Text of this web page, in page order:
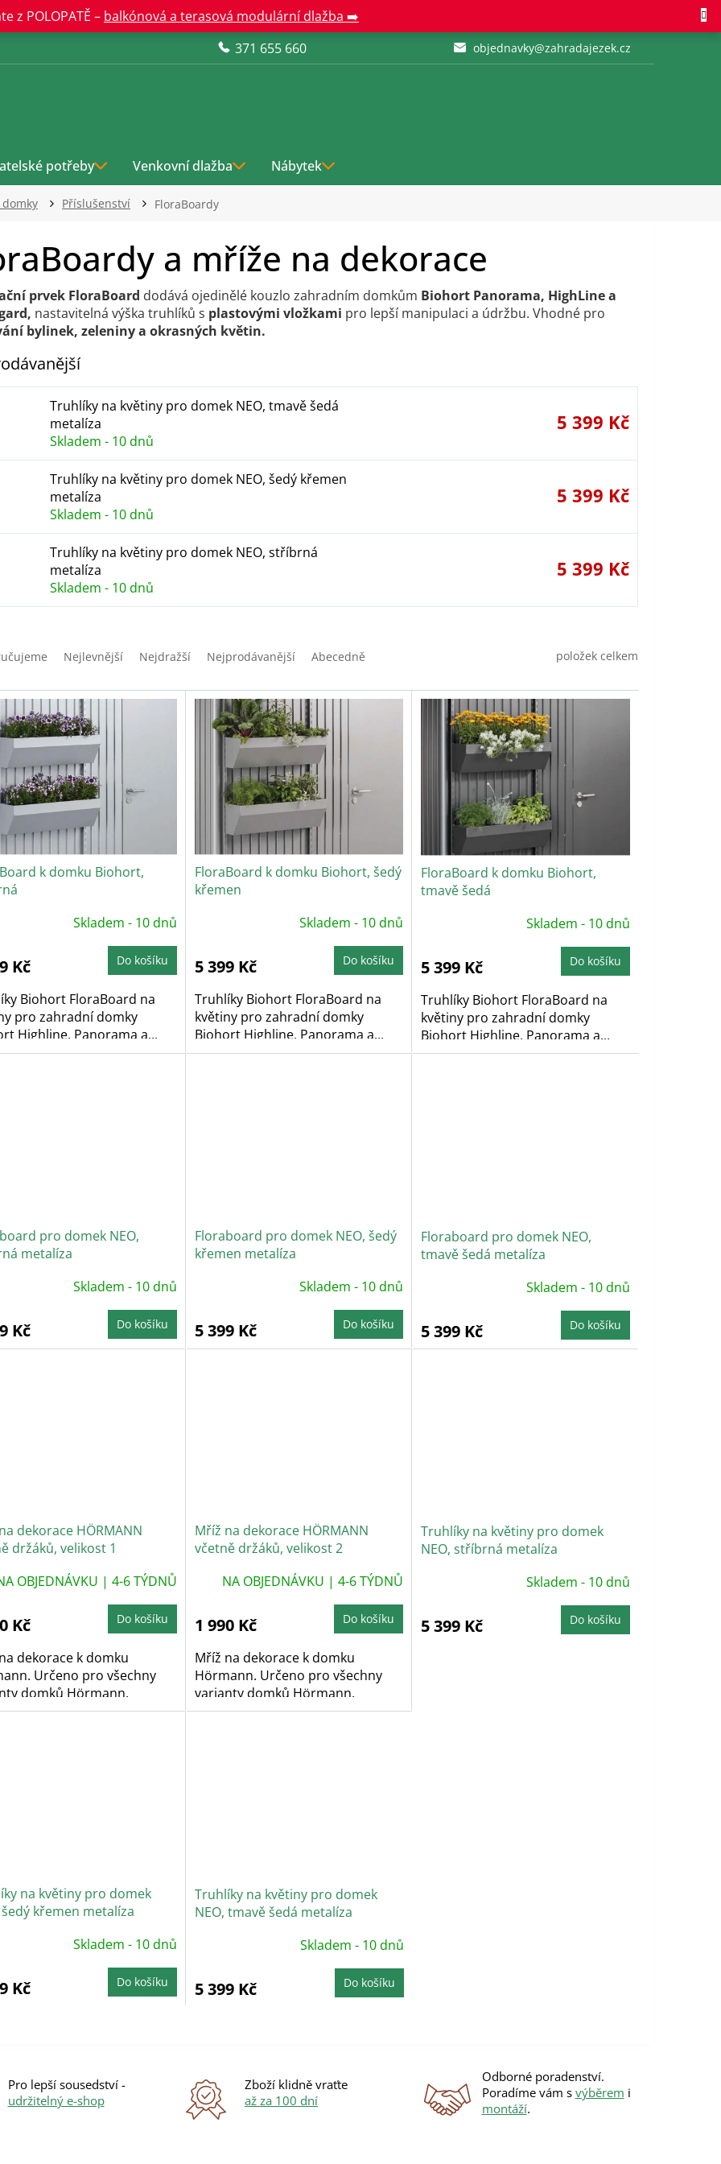
z POLOPATĚ – balkónová a terasová modulární dlažba ➡️
371 655 660
objednavky@zahradajezek.cz
potřeby Venkovní dlažba Nábytek
Příslušenství FloraBoardy
a mříže na dekorace
prvek FloraBoard dodává ojedinělé kouzlo zahradním domkům Biohort Panorama, HighLine a
nastavitelná výška truhlíků s plastovými vložkami pro lepší manipulaci a údržbu. Vhodné pro
bylinek, zeleniny a okrasných květin.
Truhlíky na květiny pro domek NEO, tmavě šedá
metalíza
Skladem - 10 dnů
5 399 Kč
Truhlíky na květiny pro domek NEO, šedý křemen
metalíza
Skladem - 10 dnů
5 399 Kč
Truhlíky na květiny pro domek NEO, stříbrná
metalíza
Skladem - 10 dnů
5 399 Kč
Nejlevnější Nejdražší Nejprodávanější Abecedně položek celkem
k domku Biohort,
Skladem - 10 dnů
Kč Do košíku
Biohort FloraBoard na
pro zahradní domky
Highline, Panorama a...
FloraBoard k domku Biohort, šedý
křemen
Skladem - 10 dnů
5 399 Kč Do košíku
Truhlíky Biohort FloraBoard na
květiny pro zahradní domky
Biohort Highline, Panorama a...
FloraBoard k domku Biohort,
tmavě šedá
Skladem - 10 dnů
5 399 Kč Do košíku
Truhlíky Biohort FloraBoard na
květiny pro zahradní domky
Biohort Highline, Panorama a...
pro domek NEO,
metalíza
Skladem - 10 dnů
Kč Do košíku
Floraboard pro domek NEO, šedý
křemen metalíza
Skladem - 10 dnů
5 399 Kč Do košíku
Floraboard pro domek NEO,
tmavě šedá metalíza
Skladem - 10 dnů
5 399 Kč Do košíku
dekorace HÖRMANN
držáků, velikost 1
OBJEDNÁVKU | 4-6 TÝDNŮ
Kč Do košíku
dekorace k domku
Určeno pro všechny
domků Hörmann.
Mříž na dekorace HÖRMANN
včetně držáků, velikost 2
NA OBJEDNÁVKU | 4-6 TÝDNŮ
1 990 Kč Do košíku
Mříž na dekorace k domku
Hörmann. Určeno pro všechny
varianty domků Hörmann.
Truhlíky na květiny pro domek
NEO, stříbrná metalíza
Skladem - 10 dnů
5 399 Kč Do košíku
na květiny pro domek
šedý křemen metalíza
Skladem - 10 dnů
Kč Do košíku
Truhlíky na květiny pro domek
NEO, tmavě šedá metalíza
Skladem - 10 dnů
5 399 Kč Do košíku
d
a
Pro lepší sousedství -
udržitelný e-shop
Zboží klidně vraťte
až za 100 dní
Odborné poradenství.
Poradíme vám s výběrem i
montáží.